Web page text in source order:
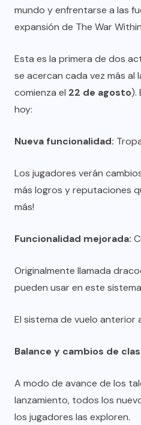
mundo y enfrentarse a las
expansión de The War
Esta es la primera de dos
se acercan cada vez más al
comienza el 22 de agosto).
hoy:
Nueva funcionalidad:
Los jugadores verán
más logros y reputaciones
más!
Funcionalidad mejorada:
Originalmente llamada
pueden usar en este
El sistema de vuelo anterior
Balance y cambios de
A modo de avance de los
lanzamiento, todos los
los jugadores las exploren.